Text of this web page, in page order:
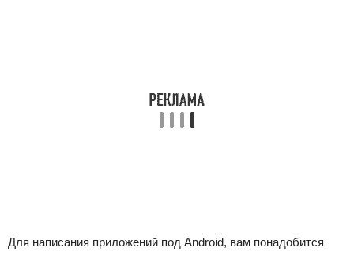
Для написания приложений под Android, вам понадобится